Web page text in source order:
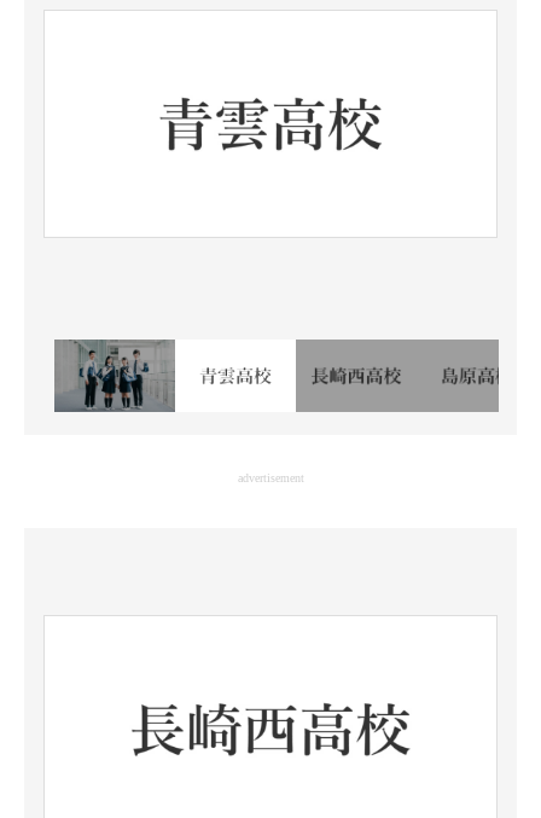
電子設計の基本と応用
エネルギーの専門メディア
advertisement